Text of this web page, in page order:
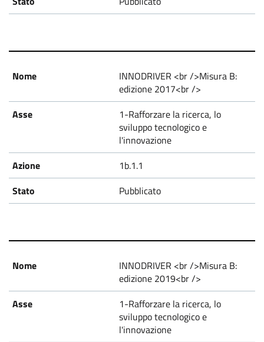
INNODRIVER <br />Misura B:
edizione 2017<br />
1-Rafforzare la ricerca, lo
sviluppo tecnologico e
l'innovazione
1b.1.1
Pubblicato
INNODRIVER <br />Misura B:
edizione 2019<br />
1-Rafforzare la ricerca, lo
sviluppo tecnologico e
l'innovazione